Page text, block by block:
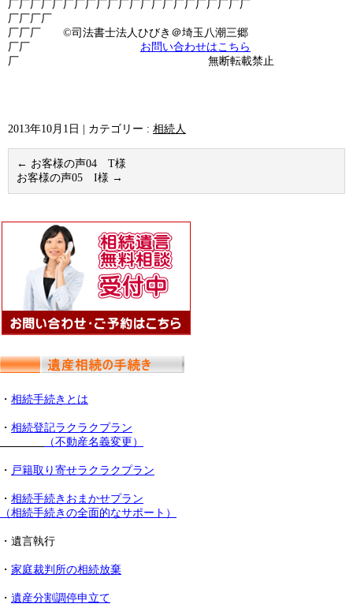
厂厂厂厂厂厂厂厂厂厂厂厂厂厂厂厂厂厂厂厂厂厂
厂厂厂厂
厂厂厂 ©司法書士法人ひびき＠埼玉八潮三郷
厂厂 お問い合わせはこちら
厂 無断転載禁止
2013年10月1日 カテゴリー : 相続人
← お客様の声04 T様
お客様の声05 I様 →
・ 相続手続きとは
・ 相続登記ラクラクプラン
（不動産名義変更）
・ 戸籍取り寄せラクラクプラン
・ 相続手続きおまかせプラン
（相続手続きの全面的なサポート）
・遺言執行
・ 家庭裁判所の相続放棄
・ 遺産分割調停申立て